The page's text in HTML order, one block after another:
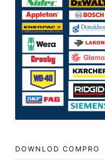
DOWNLOD COMPRO